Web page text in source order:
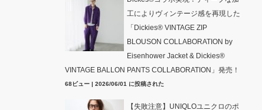
工によりヴィンテージ感を再現した
「Dickies® VINTAGE ZIP
BLOUSON COLLABORATION by
Eisenhower Jacket & Dickies®
VINTAGE BALLON PANTS COLLABORATION」発売！
68ビュー| 2026/06/01 に投稿された
【失敗注意】UNIQLOユニクロのポ